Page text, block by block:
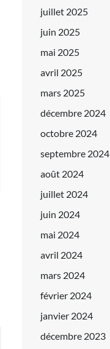
juillet 2025
juin 2025
mai 2025
avril 2025
mars 2025
décembre 2024
octobre 2024
septembre 2024
août 2024
juillet 2024
juin 2024
mai 2024
avril 2024
mars 2024
février 2024
janvier 2024
décembre 2023